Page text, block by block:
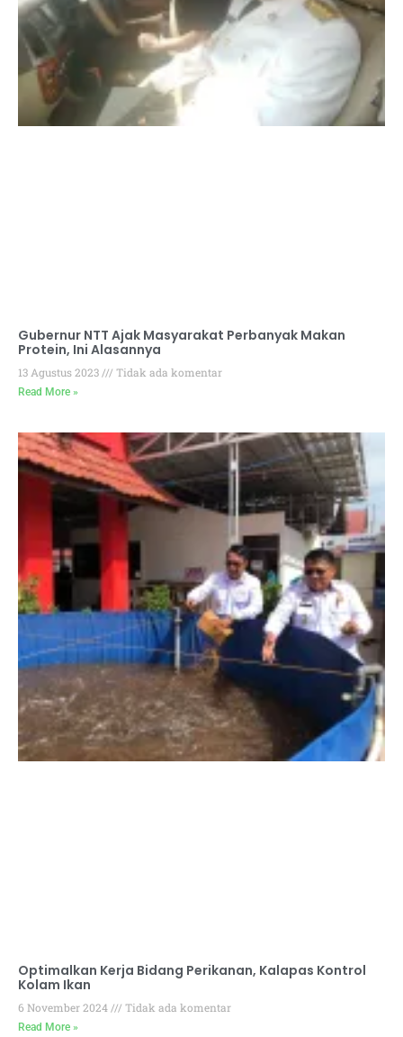
Gubernur NTT Ajak Masyarakat Perbanyak Makan
Protein, Ini Alasannya
13 Agustus 2023 Tidak ada komentar
Read More »
Optimalkan Kerja Bidang Perikanan, Kalapas Kontrol
Kolam Ikan
6 November 2024 Tidak ada komentar
Read More »